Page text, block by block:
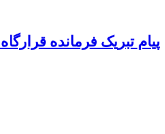
پیام تبریک فرمانده